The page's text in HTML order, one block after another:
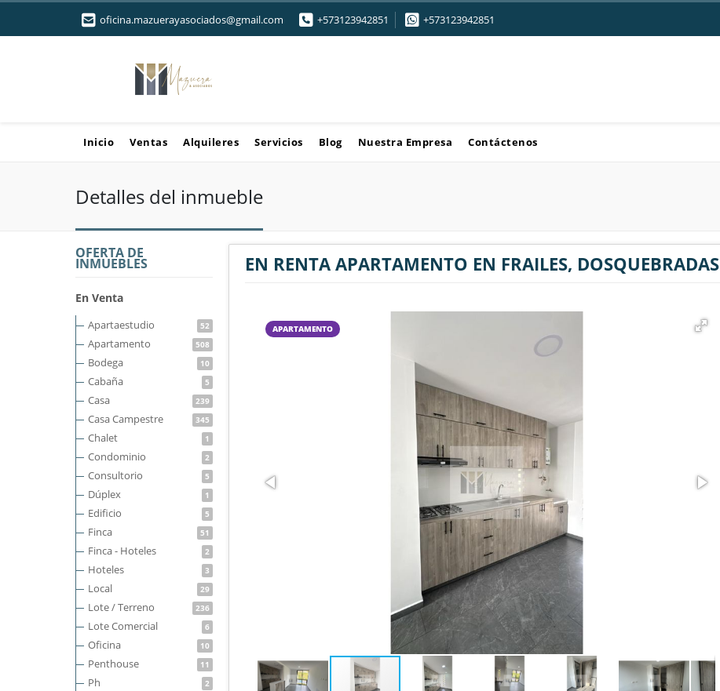
oficina.mazuerayasociados@gmail.com +573123942851 +573123942851
Inicio Ventas Alquileres Servicios Blog Nuestra Empresa Contáctenos
Detalles del inmueble
OFERTA DE
INMUEBLES
En Venta
Apartaestudio 52
Apartamento 508
Bodega 10
Cabaña 5
Casa 239
Casa Campestre 345
Chalet 1
Condominio 2
Consultorio 5
Dúplex 1
Edificio 5
Finca 51
Finca - Hoteles 2
Hoteles 3
Local 29
Lote / Terreno 236
Lote Comercial 6
Oficina 10
Penthouse 11
Ph 2
EN RENTA APARTAMENTO EN FRAILES, DOSQUEBRADAS
APARTAMENTO